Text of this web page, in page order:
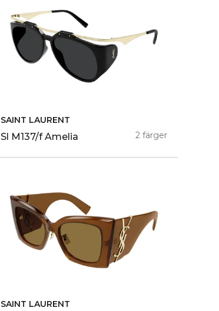
SAINT LAURENT
Sl M137/f Amelia 2 färger
SAINT LAURENT